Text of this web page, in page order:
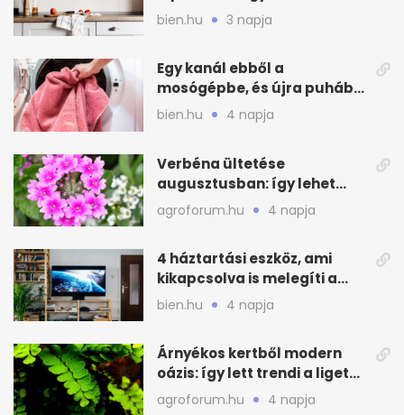
hűvösebbnek tűnjön a lakás
bien.hu 3 napja
Egy kanál ebből a
mosógépbe, és újra puhább
lesz a törölköző
bien.hu 4 napja
Verbéna ültetése
augusztusban: így lehet
még idén virágos a kert
agroforum.hu 4 napja
4 háztartási eszköz, ami
kikapcsolva is melegíti a
lakást
bien.hu 4 napja
Árnyékos kertből modern
oázis: így lett trendi a ligetes
zöld
agroforum.hu 4 napja